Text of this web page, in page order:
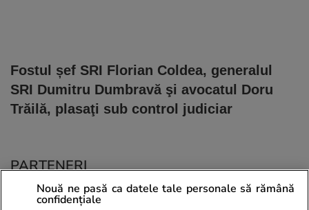
Fostul șef SRI Florian Coldea, generalul
SRI Dumitru Dumbravă şi avocatul Doru
Trăilă, plasaţi sub control judiciar
PARTENERI
Nouă ne pasă ca datele tale personale să rămână
confidențiale